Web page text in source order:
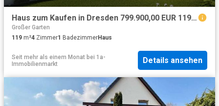
Haus zum Kaufen in Dresden 799.900,00 EUR 119 m²
Großer Garten
119 m²4 Zimmer1 BadezimmerHaus
Seit mehr als einem Monat bei 1a-
Immobilienmarkt
Details ansehen